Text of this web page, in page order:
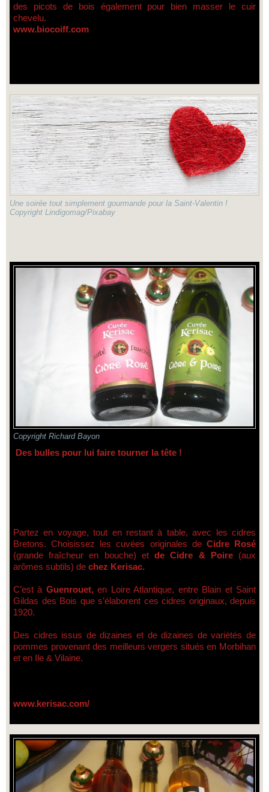
des picots de bois également pour bien masser le cuir
chevelu.
www.biocoiff.com
Une soirée tout simplement gourmande pour la Saint-Valentin !
Copyright Lindigomag/Pixabay
Copyright Richard Bayon
Des bulles pour lui faire tourner la tête !
Partez en voyage, tout en restant à table, avec les cidres
Bretons. Choisissez les cuvées originales de Cidre Rosé
(grande fraîcheur en bouche) etde Cidre & Poire(aux
arômes subtils) de chez Kerisac.
C’est à Guenrouet,en Loire Atlantique, entre Blain et Saint
Gildas des Bois que s’élaborent ces cidres originaux, depuis
1920.
Des cidres issus de dizaines et de dizaines de variétés de
pommes provenant des meilleurs vergers situés en Morbihan
et en Ile & Vilaine.
www.kerisac.com/